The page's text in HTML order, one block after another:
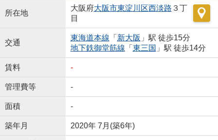
所在地
大阪府大阪市東淀川区西淡路 ３丁
目
交通
東海道本線 「 新大阪 」駅 徒歩15分
地下鉄御堂筋線 「 東三国 」駅 徒歩14分
賃料 -
管理費等 -
面積 -
築年月 2020年 7月(築6年)